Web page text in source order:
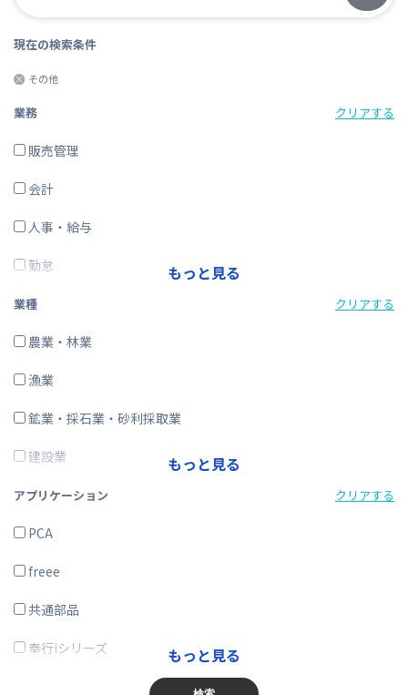
現在の検索条件
その他
業務 クリアする
販売管理
会計
人事・給与
勤怠
経費精算
CRM・SFA
ERP
在庫購買
その他
もっと見る
業種 クリアする
農業・林業
漁業
鉱業・採石業・砂利採取業
建設業
製造業
電気・ガス・熱供給・水道業
情報通信業
運輸業、郵便業
卸売業、小売業
もっと見る
アプリケーション クリアする
PCA
freee
共通部品
奉行iシリーズ もっと見る